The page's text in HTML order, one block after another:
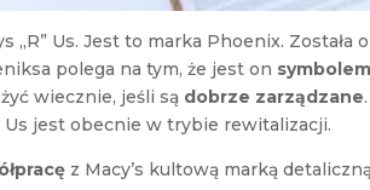
„R” Us. Jest to marka Phoenix. Została
polega na tym, że jest on
wiecznie, jeśli są dobrze zarządzane
Us jest obecnie w trybie rewitalizacji.
z Macy’s kultową marką